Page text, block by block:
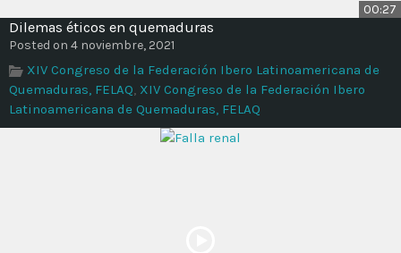
00:27
Dilemas éticos en quemaduras
Posted on 4 noviembre, 2021
XIV Congreso de la Federación Ibero Latinoamericana de
Quemaduras, FELAQ, XIV Congreso de la Federación Ibero
Latinoamericana de Quemaduras, FELAQ